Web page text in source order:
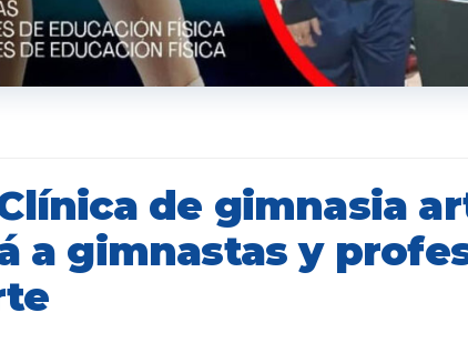
de gimnasia
a gimnastas y